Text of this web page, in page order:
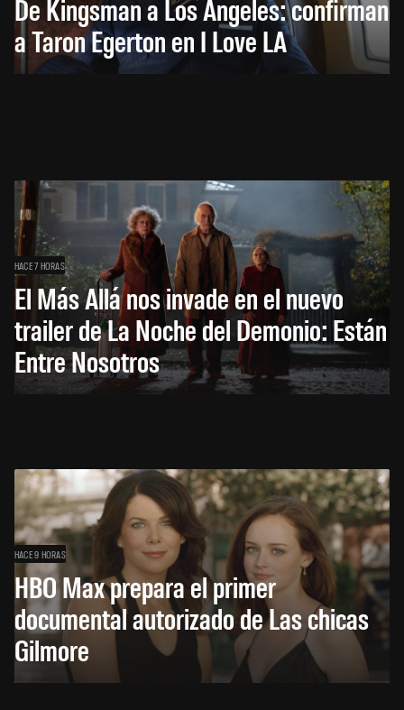
De Kingsman a Los Ángeles: confirman
a Taron Egerton en I Love LA
HACE 7 HORAS
El Más Allá nos invade en el nuevo
trailer de La Noche del Demonio: Están
Entre Nosotros
HACE 9 HORAS
HBO Max prepara el primer
documental autorizado de Las chicas
Gilmore